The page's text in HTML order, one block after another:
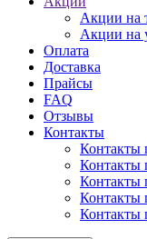
Акции на
Акции на
Оплата
Доставка
Прайсы
FAQ
Отзывы
Контакты
Контакты
Контакты
Контакты
Контакты
Контакты